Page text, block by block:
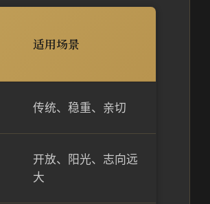
适用场景
传统、稳重、亲切
开放、阳光、志向远
大